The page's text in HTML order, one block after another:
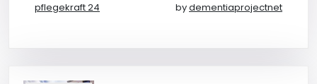
pflegekraft 24 bydementiaprojectnet